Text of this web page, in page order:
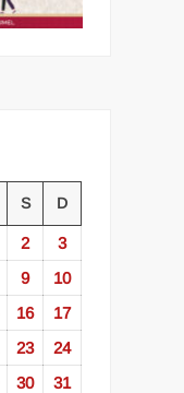
S D
2
3
9
10
16
17
23
24
30
31